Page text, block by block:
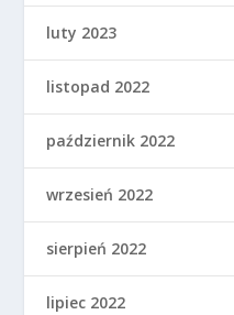
luty 2023
listopad 2022
październik 2022
wrzesień 2022
sierpień 2022
lipiec 2022